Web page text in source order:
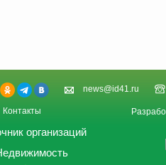
news@id41.ru
Контакты
организаций